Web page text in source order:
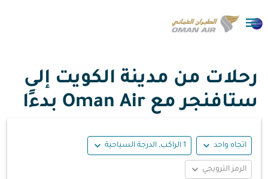

رحلات من مدينة الكويت إلى
ستافنجر مع Oman Air بدءًا
اتجاه واحد expand_more 1 الراكب, الدرجة السياحية expand_more
الرمز الترويجي expand_more